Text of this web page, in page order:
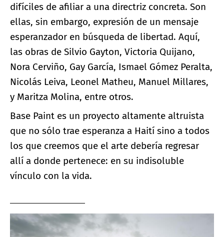
difíciles de afiliar a una directriz concreta. Son
ellas, sin embargo, expresión de un mensaje
esperanzador en búsqueda de libertad. Aquí,
las obras de Silvio Gayton, Victoria Quijano,
Nora Cerviño, Gay García, Ismael Gómez Peralta,
Nicolás Leiva, Leonel Matheu, Manuel Millares,
y Maritza Molina, entre otros.
Base Paint es un proyecto altamente altruista
que no sólo trae esperanza a Haití sino a todos
los que creemos que el arte debería regresar
allí a donde pertenece: en su indisoluble
vínculo con la vida.